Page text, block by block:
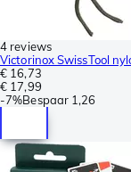
4 reviews
Victorinox SwissTool
€ 16,73
€ 17,99
-7%Bespaar 1,26